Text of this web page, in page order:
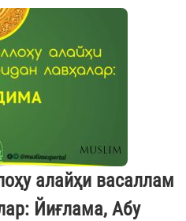
алайҳи васаллам
Йиғлама, Абу